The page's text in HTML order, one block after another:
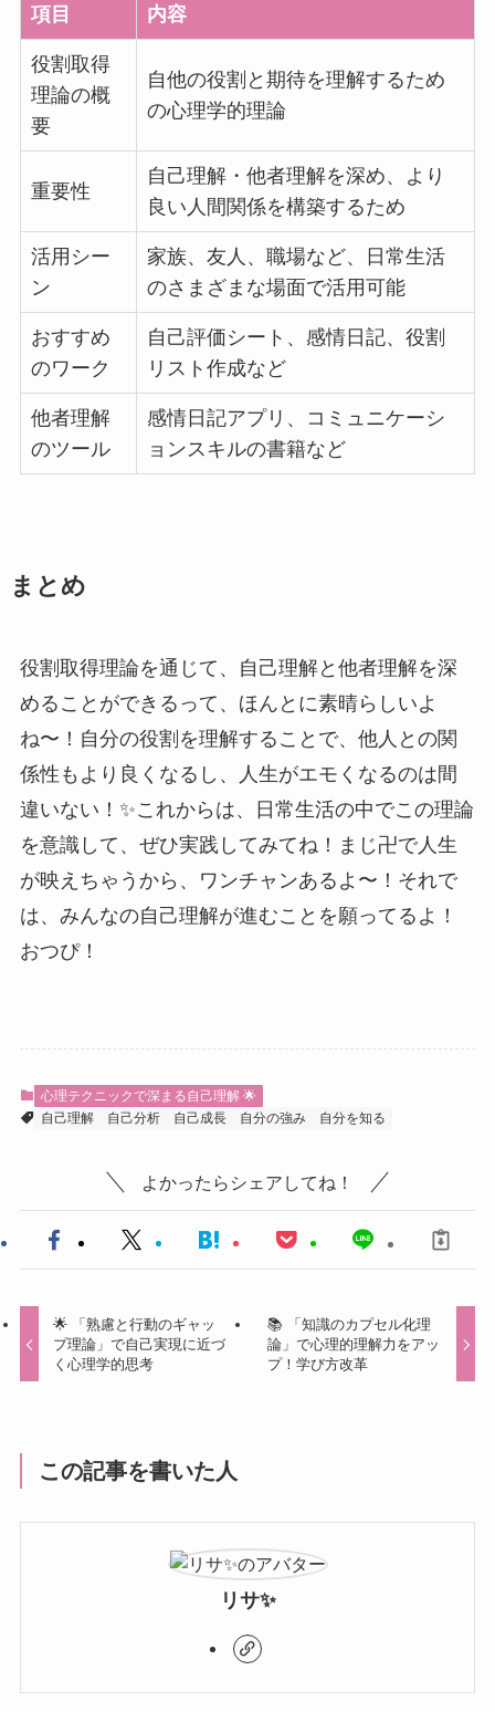
項目 内容
役割取得
理論の概
要
自他の役割と期待を理解するため
の心理学的理論
重要性
自己理解・他者理解を深め、より
良い人間関係を構築するため
活用シー
ン
家族、友人、職場など、日常生活
のさまざまな場面で活用可能
おすすめ
のワーク
自己評価シート、感情日記、役割
リスト作成など
他者理解
のツール
感情日記アプリ、コミュニケーシ
ョンスキルの書籍など
まとめ
役割取得理論を通じて、自己理解と他者理解を深
めることができるって、ほんとに素晴らしいよ
ね〜！自分の役割を理解することで、他人との関
係性もより良くなるし、人生がエモくなるのは間
違いない！✨これからは、日常生活の中でこの理論
を意識して、ぜひ実践してみてね！まじ卍で人生
が映えちゃうから、ワンチャンあるよ〜！それで
は、みんなの自己理解が進むことを願ってるよ！
おつぴ！
心理テクニックで深まる自己理解 🌟
自己理解
自己分析 自己成長 自分の強み 自分を知る
よかったらシェアしてね！
🌟 「熟慮と行動のギャッ
プ理論」で自己実現に近づ
く心理学的思考
📚 「知識のカプセル化理
論」で心理的理解力をアッ
プ！学び方改革
この記事を書いた人
リサ✨